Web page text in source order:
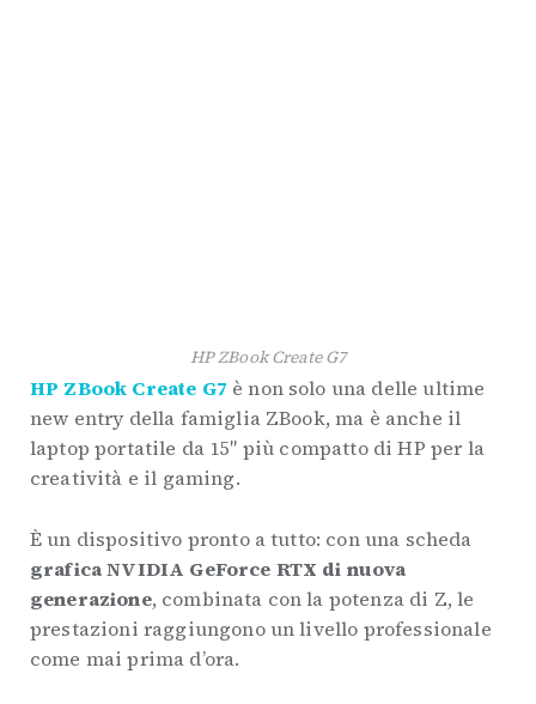
HP ZBook Create G7
HP ZBook Create G7 è non solo una delle ultime
new entry della famiglia ZBook, ma è anche il
laptop portatile da 15″ più compatto di HP per la
creatività e il gaming.
È un dispositivo pronto a tutto: con una scheda
grafica NVIDIA GeForce RTX di nuova
generazione, combinata con la potenza di Z, le
prestazioni raggiungono un livello professionale
come mai prima d’ora.